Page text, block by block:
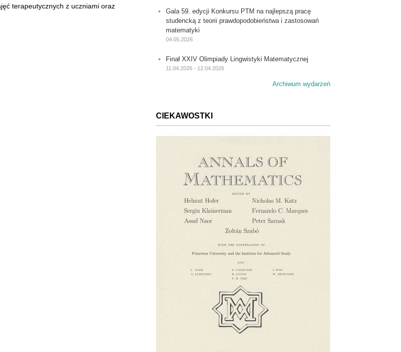
terapeutycznych z uczniami oraz
Gala 59. edycji Konkursu PTM na najlepszą pracę
studencką z teorii prawdopodobieństwa i zastosowań
matematyki
04.05.2026
Finał XXIV Olimpiady Lingwistyki Matematycznej
11.04.2026 - 12.04.2026
Archiwum wydarzeń
CIEKAWOSTKI